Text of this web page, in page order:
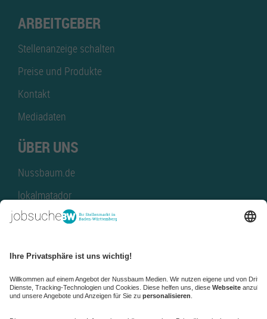
ARBEITGEBER
Stellenanzeige schalten
Preise und Produkte
Kontakt
Mediadaten
ÜBER UNS
Nussbaum.de
lokalmatador
kaufinBW
NussbaumID
Nussbaum Medien